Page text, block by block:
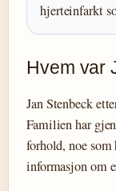
hjerteinfarkt
Hvem var
Jan Stenbeck
Familien har
forhold, noe
informasjon om